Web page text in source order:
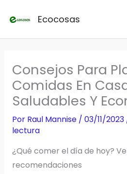
Ecocosas
Consejos Para
Comidas En
Saludables Y
Por Raul Mannise / 03/11/2023
lectura
¿Qué comer el día de hoy?
recomendaciones